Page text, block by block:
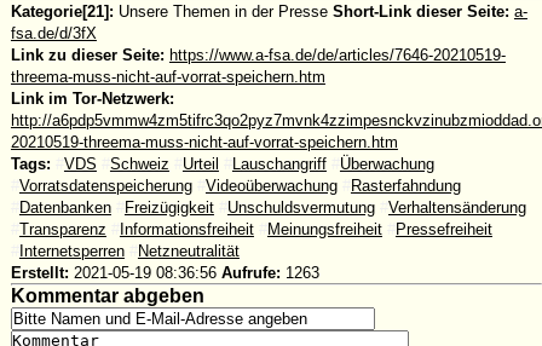
Kategorie[21]: Unsere Themen in der Presse Short-Link dieser Seite: a-
fsa.de/d/3fX
Link zu dieser Seite: https://www.a-fsa.de/de/articles/7646-20210519-
threema-muss-nicht-auf-vorrat-speichern.htm
Link im Tor-Netzwerk:
http://
20210519-threema-muss-nicht-auf-vorrat-speichern.htm
Tags:
VDS Schweiz Urteil Lauschangriff
Überwachung
Vorratsdatenspeicherung Videoüberwachung
Rasterfahndung
Datenbanken Freizügigkeit Unschuldsvermutung
Verhaltensänderung
Transparenz Informationsfreiheit Meinungsfreiheit
Pressefreiheit
Internetsperren
Netzneutralität
Erstellt: 2021-05-19 08:36:56 Aufrufe: 1263
Kommentar abgeben